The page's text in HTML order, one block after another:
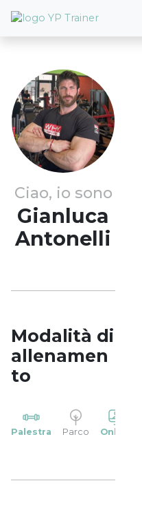
Ciao, io sono
Gianluca
Antonelli
Modalità di
allenamen
to
Palestra Parco Online